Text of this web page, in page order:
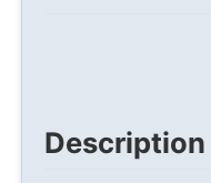
Description